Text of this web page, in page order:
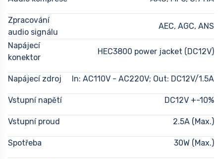
Zpracování
audio signálu
AEC, AGC, ANS
Napájecí
konektor
HEC3800 power jacket (DC12V)
Napájecí zdroj In: AC110V - AC220V; Out: DC12V/1.5A
Vstupní napětí DC12V +-10%
Vstupní proud 2.5A (Max.)
Spotřeba 30W (Max.)